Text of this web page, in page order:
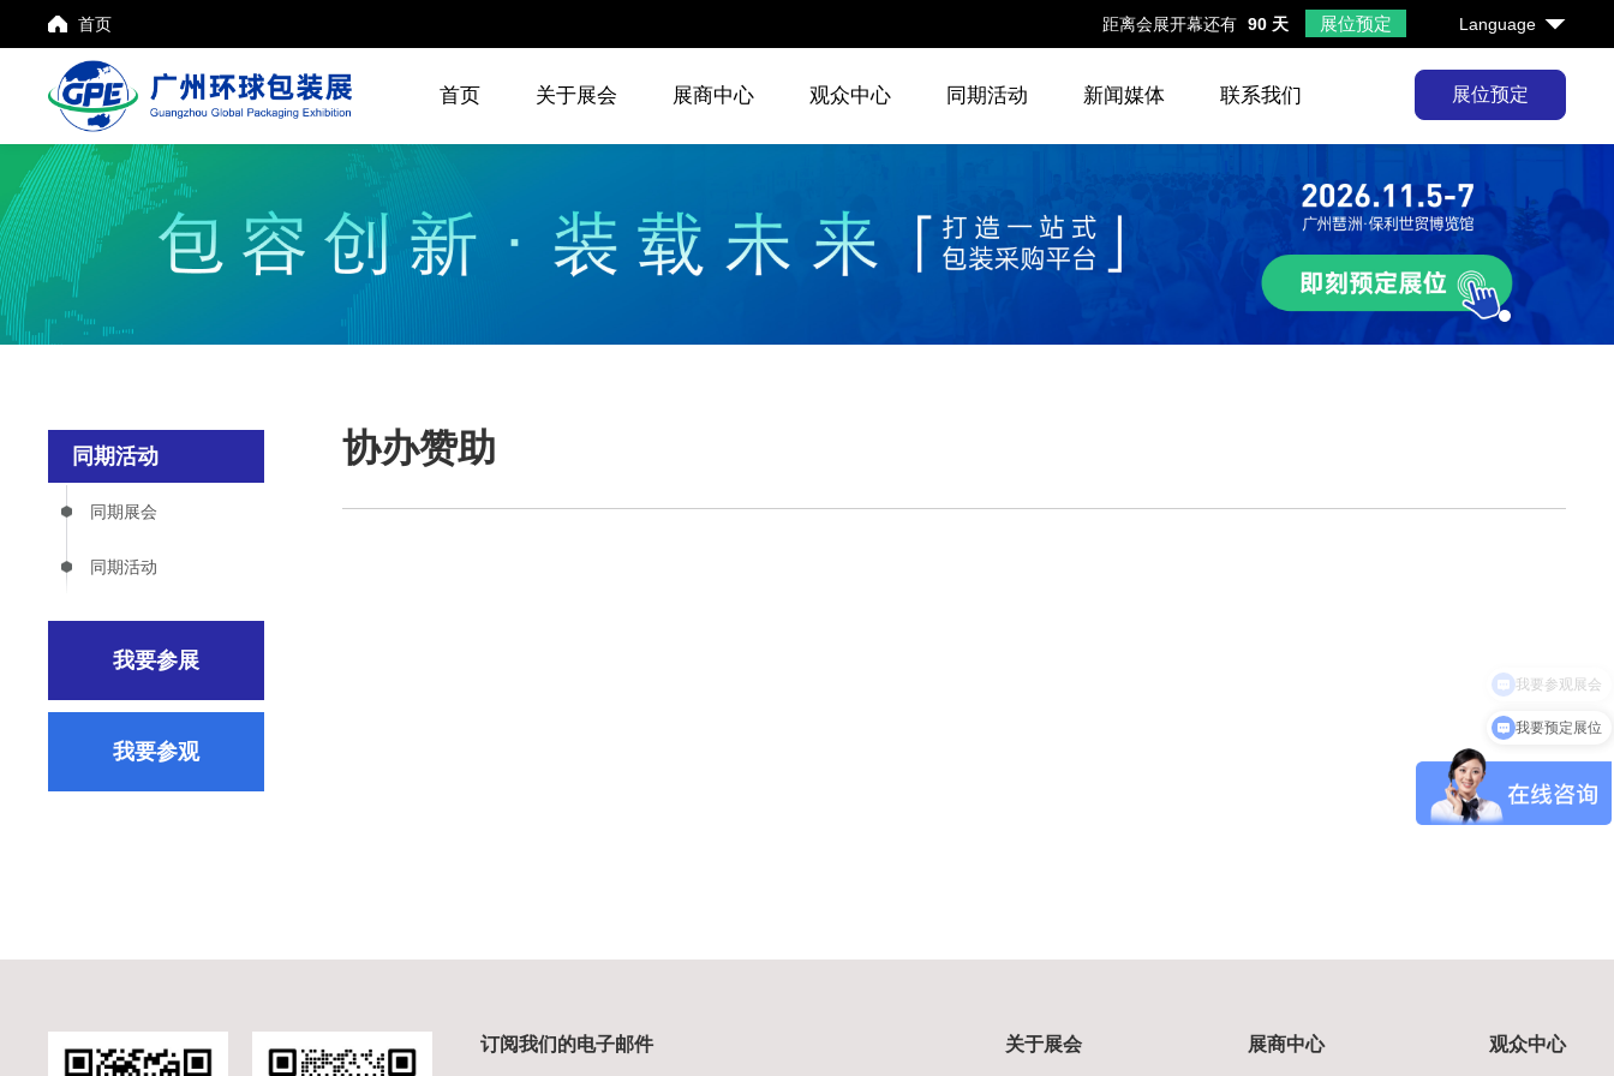
展位预定
首页 距离会展开幕还有 90 天 展位预定 Language
首页 关于展会 展商中心 观众中心 同期活动 新闻媒体 联系我们
同期活动
同期展会
同期活动
我要参展
我要参观
协办赞助
订阅我们的电子邮件 关于展会 展商中心 观众中心
我要预定展位
我要参观展会